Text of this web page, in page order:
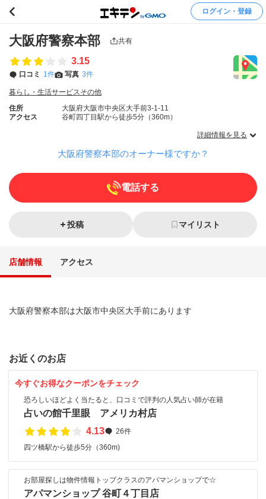
ログイン・登録
大阪府警察本部 共有
3.15
口コミ 1件 写真 3件
暮らし・生活サービスその他
住所
大阪府大阪市中央区大手前3-1-11
アクセス
谷町四丁目駅から徒歩5分（360m）
詳細情報を見る
大阪府警察本部のオーナー様ですか？
電話する
投稿 マイリスト
店舗情報 アクセス
大阪府警察本部は大阪市中央区大手前にあります
お近くのお店
今すぐお得なクーポンをチェック
恐ろしいほどよく当たると、口コミで評判の人気占い師が在籍
占いの館千里眼 アメリカ村店
4.13
26件
四ツ橋駅から徒歩5分（360m)
お部屋探しは物件情報トップクラスのアパマンショップで☆
アパマンショップ 谷町４丁目店